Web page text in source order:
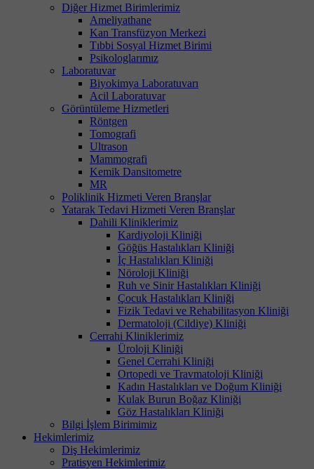
Diğer Hizmet Birimlerimiz
Ameliyathane
Kan Transfüzyon Merkezi
Tıbbi Sosyal Hizmet Birimi
Psikologlarımız
Laboratuvar
Biyokimya Laboratuvarı
Acil Laboratuvar
Görüntüleme Hizmetleri
Röntgen
Tomografi
Ultrason
Mammografi
Kemik Dansitometre
MR
Poliklinik Hizmeti Veren Branşlar
Yatarak Tedavi Hizmeti Veren Branşlar
Dahili Kliniklerimiz
Kardiyoloji Kliniği
Göğüs Hastalıkları Kliniği
İç Hastalıkları Kliniği
Nöroloji Kliniği
Ruh ve Sinir Hastalıkları Kliniği
Çocuk Hastalıkları Kliniği
Fizik Tedavi ve Rehabilitasyon Kliniği
Dermatoloji (Cildiye) Kliniği
Cerrahi Kliniklerimiz
Üroloji Kliniği
Genel Cerrahi Kliniği
Ortopedi ve Travmatoloji Kliniği
Kadın Hastalıkları ve Doğum Kliniği
Kulak Burun Boğaz Kliniği
Göz Hastalıkları Kliniği
Bilgi İşlem Birimimiz
Hekimlerimiz
Diş Hekimlerimiz
Pratisyen Hekimlerimiz